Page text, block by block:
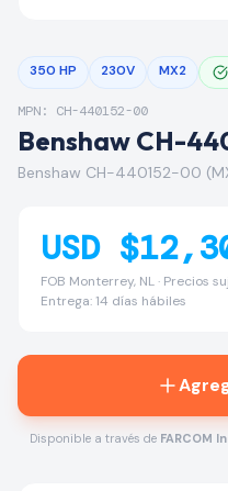
350 HP 230V MX2
MPN: CH-440152-00
Benshaw CH-
Benshaw CH-440152-00
USD
FOB Monterrey, NL · Precios
Entrega: 14 días hábiles
Disponible a través de FARCOM